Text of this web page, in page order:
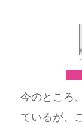
今のところ
ているが、